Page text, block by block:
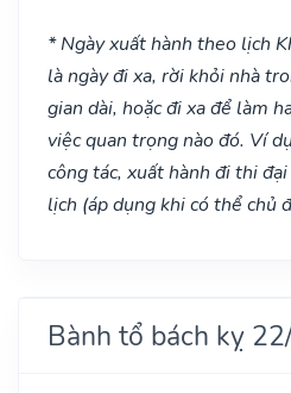
* Ngày xuất hành theo lịch
là ngày đi xa, rời khỏi nhà
gian dài, hoặc đi xa để làm
việc quan trọng nào đó. Ví
công tác, xuất hành đi thi
lịch (áp dụng khi có thể chủ
Bành tổ bách kỵ